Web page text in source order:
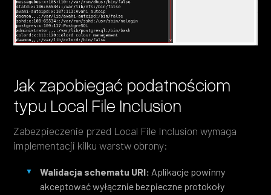
Jak zapobiegać podatnościom
typu Local File Inclusion
Zabezpieczenie przed Local File Inclusion wymaga
implementacji kilku warstw obrony:
Walidacja schematu URI: Aplikacje powinny
akceptować wyłącznie bezpieczne protokoły